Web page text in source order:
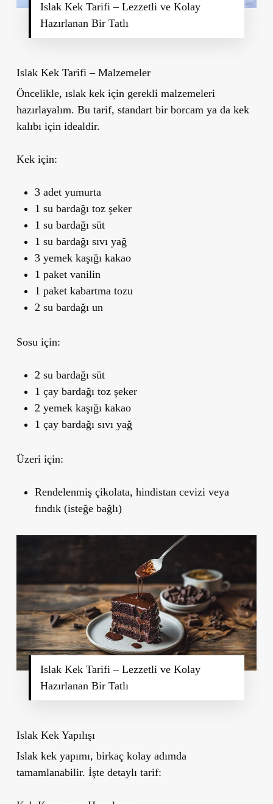
Islak Kek Tarifi – Lezzetli ve Kolay
Hazırlanan Bir Tatlı
Islak Kek Tarifi – Malzemeler
Öncelikle, ıslak kek için gerekli malzemeleri
hazırlayalım. Bu tarif, standart bir borcam ya da kek
kalıbı için idealdir.
Kek için:
3 adet yumurta
1 su bardağı toz şeker
1 su bardağı süt
1 su bardağı sıvı yağ
3 yemek kaşığı kakao
1 paket vanilin
1 paket kabartma tozu
2 su bardağı un
Sosu için:
2 su bardağı süt
1 çay bardağı toz şeker
2 yemek kaşığı kakao
1 çay bardağı sıvı yağ
Üzeri için:
Rendelenmiş çikolata, hindistan cevizi veya
fındık (isteğe bağlı)
Islak Kek Tarifi – Lezzetli ve Kolay
Hazırlanan Bir Tatlı
Islak Kek Yapılışı
Islak kek yapımı, birkaç kolay adımda
tamamlanabilir. İşte detaylı tarif: